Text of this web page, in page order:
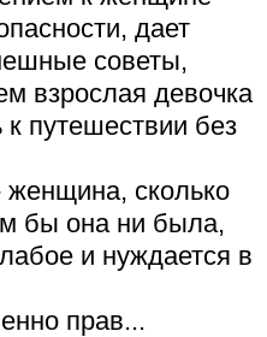
дает
советы,
взрослая девочка
путешествии без
женщина, сколько
бы она ни была,
и нуждается в
прав...